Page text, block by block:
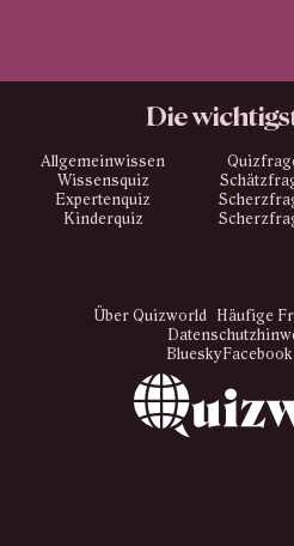
Die
Allgemeinwissen
Wissensquiz
Expertenquiz
Kinderquiz
Über Quizworld Häufige
BlueskyFacebook